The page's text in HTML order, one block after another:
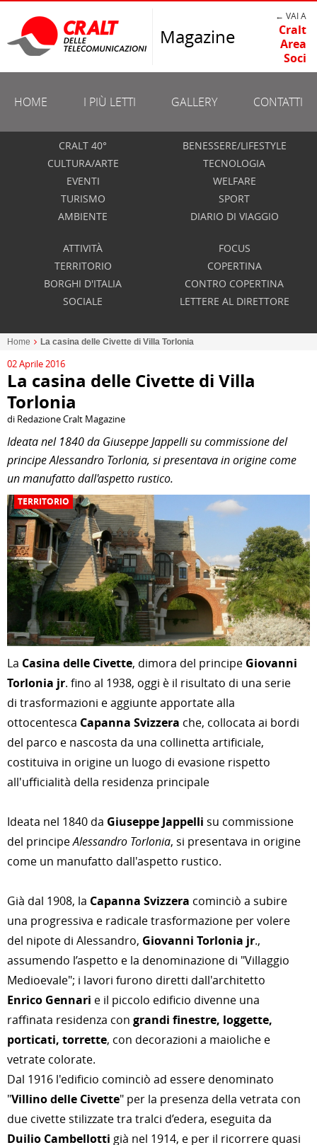
Magazine
← VAI A
Cralt
Area
Soci
HOME I PIÙ LETTI GALLERY CONTATTI
CRALT 40°
CULTURA/ARTE
EVENTI
TURISMO
AMBIENTE
BENESSERE/LIFESTYLE
TECNOLOGIA
WELFARE
SPORT
DIARIO DI VIAGGIO
ATTIVITÀ
TERRITORIO
BORGHI D'ITALIA
SOCIALE
FOCUS
COPERTINA
CONTRO COPERTINA
LETTERE AL DIRETTORE
Home La casina delle Civette di Villa Torlonia
02 Aprile 2016
La casina delle Civette di Villa
Torlonia
di Redazione Cralt Magazine
Ideata nel 1840 da Giuseppe Jappelli su commissione del
principeAlessandro Torlonia, si presentava in origine come
un manufatto dall'aspetto rustico.
TERRITORIO
La Casina delle Civette, dimora del principe Giovanni
Torlonia jr. fino al 1938, oggi è il risultato di una serie
di trasformazioni e aggiunte apportate alla
ottocentesca Capanna Svizzera che, collocata ai bordi
del parco e nascosta da una collinetta artificiale,
costituiva in origine un luogo di evasione rispetto
all'ufficialità della residenza principale
Ideata nel 1840 da Giuseppe Jappelli su commissione
del principeAlessandro Torlonia, si presentava in origine
come un manufatto dall'aspetto rustico.
Già dal 1908, la Capanna Svizzera cominciò a subire
una progressiva e radicale trasformazione per volere
del nipote di Alessandro, Giovanni Torlonia jr.,
assumendo l’aspetto e la denominazione di "Villaggio
Medioevale"; i lavori furono diretti dall'architetto
Enrico Gennari e il piccolo edificio divenne una
raffinata residenza con grandi finestre, loggette,
porticati, torrette, con decorazioni a maioliche e
vetrate colorate.
Dal 1916 l'edificio cominciò ad essere denominato
"Villino delle Civette" per la presenza della vetrata con
due civette stilizzate tra tralci d’edera, eseguita da
Duilio Cambellotti già nel 1914, e per il ricorrere quasi